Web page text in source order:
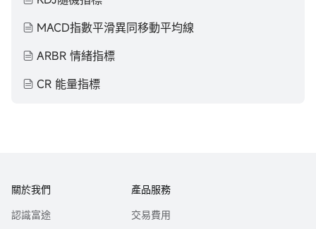
MACD指數平滑異同移動平均線
ARBR 情緒指標
CR 能量指標
關於我們
認識富途
產品服務
交易費用